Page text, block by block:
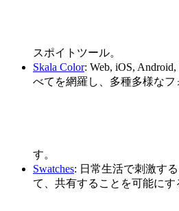
スポイトツール。
Skala Color: Web, iOS,
べてを網羅し、多種多様なフ
す。
Swatches: 日常生活で刺激す
て、共有することを可能にす